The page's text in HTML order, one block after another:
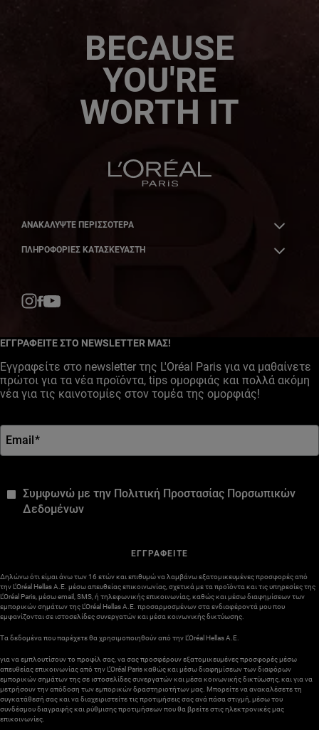
BECAUSE
YOU'RE
WORTH IT
ΑΝΑΚΑΛΎΨΤΕ ΠΕΡΙΣΣΌΤΕΡΑ
ΠΛΗΡΟΦΟΡΙΕΣ ΚΑΤΑΣΚΕΥΑΣΤΗ
ΕΓΓΡΑΦΕΙΤΕ ΣΤΟ NEWSLETTER ΜΑΣ!
Εγγραφείτε στο newsletter της L'Oréal Paris για να μαθαίνετε
πρώτοι για τα νέα προϊόντα, tips ομορφιάς και πολλά ακόμη
νέα για τις καινοτομίες στον τομέα της ομορφιάς!
Email *
Συμφωνώ με την Πολιτική Προστασίας Πορσωπικών
Δεδομένων
ΕΓΓΡΑΦΕΙΤΕ
Δηλώνω ότι είμαι άνω των 16 ετών και επιθυμώ να λαμβάνω εξατομικευμένες προσφορές από
την L’Oréal Hellas A.E. μέσω απευθείας επικοινωνίας, σχετικά με τα προϊόντα και τις υπηρεσίες της
L’Oréal Paris, μέσω email, SMS, ή τηλεφωνικής επικοινωνίας, καθώς και μέσω διαφημίσεων των
εμπορικών σημάτων της L’Oréal Hellas A.E. προσαρμοσμένων στα ενδιαφέροντά μου που
εμφανίζονται σε ιστοσελίδες συνεργατών και μέσα κοινωνικής δικτύωσης.
Τα δεδομένα που παρέχετε θα χρησιμοποιηθούν από την L’Oréal Hellas A.E.
για να εμπλουτίσουν το προφίλ σας, να σας προσφέρουν εξατομικευμένες προσφορές μέσω
απευθείας επικοινωνίας από την L’Oréal Paris καθώς και μέσω διαφημίσεων των διαφόρων
εμπορικών σημάτων της σε ιστοσελίδες συνεργατών και μέσα κοινωνικής δικτύωσης, και για να
μετρήσουν την απόδοση των εμπορικών δραστηριοτήτων μας. Μπορείτε να ανακαλέσετε τη
συγκατάθεσή σας και να διαχειριστείτε τις προτιμήσεις σας ανά πάσα στιγμή, μέσω του
συνδέσμου διαγραφής και ρύθμισης προτιμήσεων που θα βρείτε στις ηλεκτρονικές μας
επικοινωνίες.